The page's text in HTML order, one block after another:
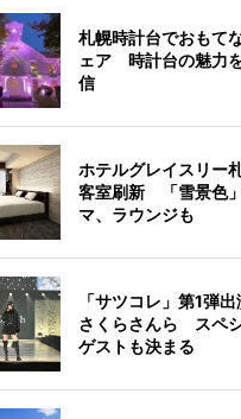
札幌時計台でおもて
ェア 時計台の魅力
信
ホテルグレイスリー
客室刷新 「雪景色
マ、ラウンジも
「サツコレ」第1弾
さくらさんら スペ
ゲストも決まる